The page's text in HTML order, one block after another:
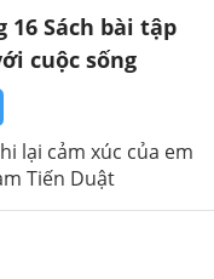
Sách bài tập
cuộc sống
lại cảm xúc của em
Tiến Duật